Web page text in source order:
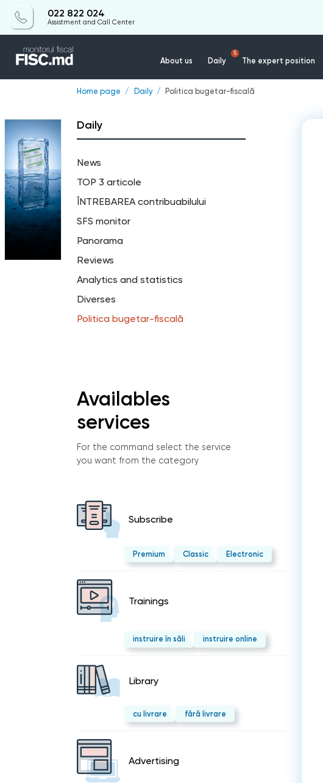
022 822 024
Assistment and Call Center
About us Daily
5
The expert position
Home page Daily Politica bugetar-fiscală
Daily
News
TOP 3 articole
ÎNTREBAREA contribuabilului
SFS monitor
Panorama
Reviews
Analytics and statistics
Diverses
Politica bugetar-fiscală
Availables
services
For the command select the service
you want from the category
Subscribe
Premium Classic Electronic
Trainings
instruire în săli instruire online
Library
cu livrare fără livrare
Advertising